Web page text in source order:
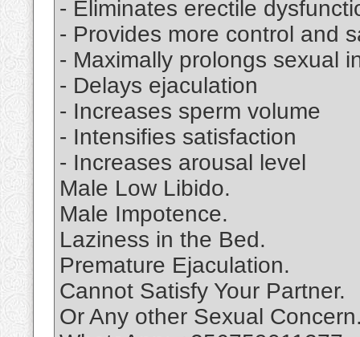
- Eliminates erectile
- Provides more control and
- Maximally prolongs sexual
- Delays ejaculation
- Increases sperm volume
- Intensifies satisfaction
- Increases arousal level
Male Low Libido.
Male Impotence.
Laziness in the Bed.
Premature Ejaculation.
Cannot Satisfy Your Partner.
Or Any other Sexual